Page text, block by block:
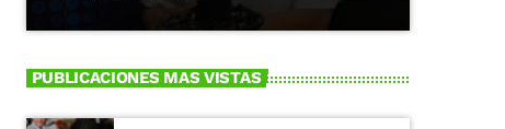
PUBLICACIONES MAS VISTAS